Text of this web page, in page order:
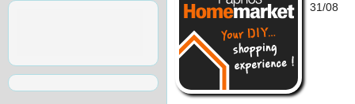
31/08